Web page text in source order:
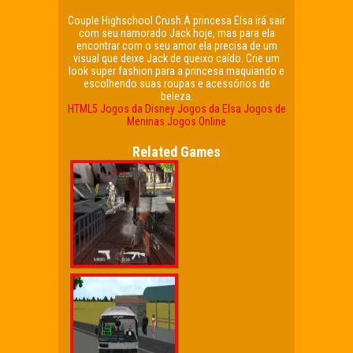
Couple Highschool Crush:A princesa Elsa irá sair
com seu namorado Jack hoje, mas para ela
encontrar com o seu amor ela precisa de um
visual que deixe Jack de queixo caído. Crie um
look super fashion para a princesa maquiando e
escolhendo suas roupas e acessórios de
beleza.
HTML5 Jogos da Disney Jogos da Elsa Jogos de
Meninas Jogos Online
Related Games